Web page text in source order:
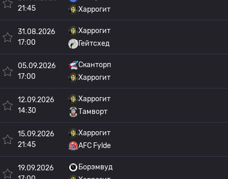
21:45
Харрогит
31.08.2026
17:00
Харрогит
Гейтсхед
05.09.2026
17:00
Сканторп
Харрогит
12.09.2026
14:30
Харрогит
Тамворт
15.09.2026
21:45
Харрогит
AFC Fylde
19.09.2026
Борэмвуд